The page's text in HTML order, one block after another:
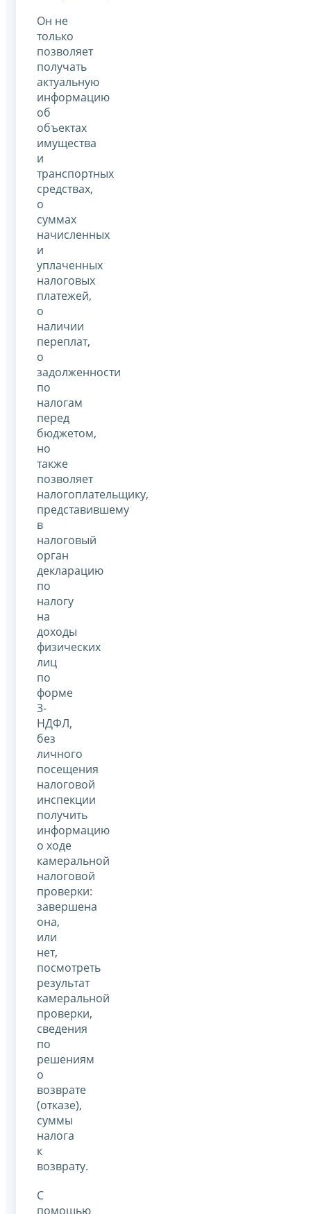
Он не
только
позволяет
получать
актуальную
информацию
об
объектах
имущества
и
транспортных
средствах,
о
суммах
начисленных
и
уплаченных
налоговых
платежей,
о
наличии
переплат,
о
задолженности
по
налогам
перед
бюджетом,
но
также
позволяет
налогоплательщику,
представившему
в
налоговый
орган
декларацию
по
налогу
на
доходы
физических
лиц
по
форме
3-
НДФЛ,
без
личного
посещения
налоговой
инспекции
получить
информацию
о ходе
камеральной
налоговой
проверки:
завершена
она,
или
нет,
посмотреть
результат
камеральной
проверки,
сведения
по
решениям
о
возврате
(отказе),
суммы
налога
к
возврату.
С
помощью